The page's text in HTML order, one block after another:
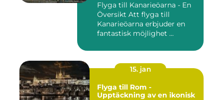
Flyga till Kanarieöarna - En
Översikt Att flyga till
Kanarieöarna erbjuder en
fantastisk möjlighet ...
15. jan
Flyga till Rom -
Upptäckning av en ikonisk